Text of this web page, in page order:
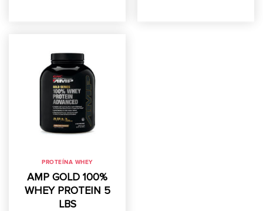
PROTEÍNA WHEY
AMP GOLD 100%
WHEY PROTEIN 5
LBS